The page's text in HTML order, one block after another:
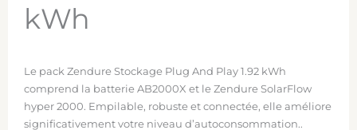
kWh
Le pack Zendure Stockage Plug And Play 1.92 kWh
comprend la batterie AB2000X et le Zendure SolarFlow
hyper 2000. Empilable, robuste et connectée, elle améliore
significativement votre niveau d’autoconsommation..